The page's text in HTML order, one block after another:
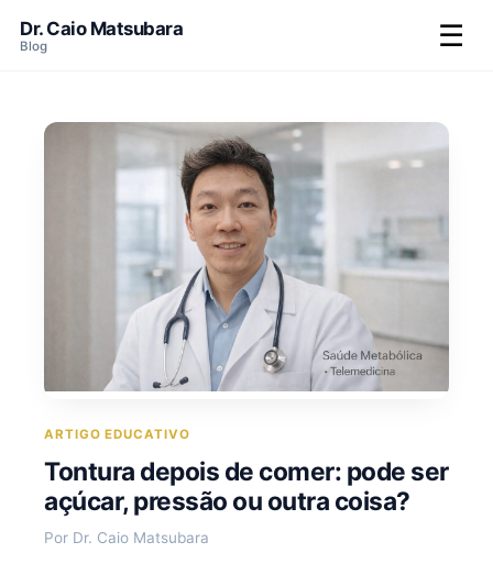
Dr. Caio Matsubara
Blog ☰
ARTIGO EDUCATIVO
Tontura depois de comer: pode ser
açúcar, pressão ou outra coisa?
Por Dr. Caio Matsubara